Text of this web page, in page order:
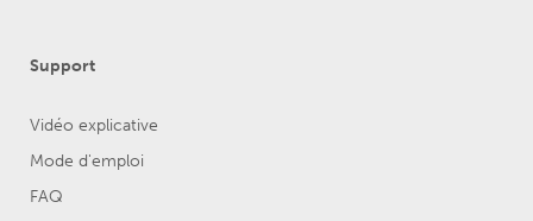
Support
Vidéo explicative
Mode d'emploi
FAQ